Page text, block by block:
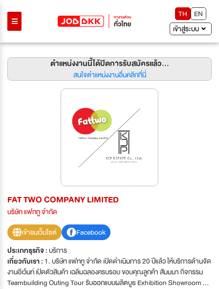
TH
EN
เข้าสู่ระบบ
ตำแหน่งงานนี้ได้ปิดการรับสมัครแล้ว...
สนใจตำแหน่งงานอื่นคลิกที่นี่
FAT TWO COMPANY LIMITED
บริษัท แฟททู จำกัด
เข้าชมเว็บไซต์
Facebook
ประเภทธุรกิจ :บริการ
เกี่ยวกับเรา : 1. บริษัท แฟททู จำกัด เปิดดำเนินการ 20 ปีแล้ว ให้บริการด้านจัด
งานอีเว้นท์ เปิดตัวสินค้า เฉลิมฉลองครบรอบ ขอบคุณลูกค้า สัมมนา กิจกรรม
Teambuilding Outing Tour รับออกแบบผลิตบูธ Exhibition Showroom